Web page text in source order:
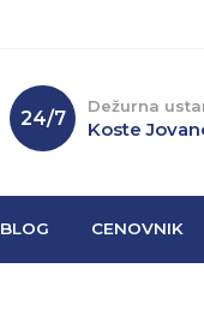
24/7
Dežurna
Koste
BLOG CENOVNIK